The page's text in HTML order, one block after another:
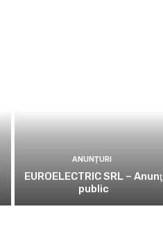
ANUNȚURI
EUROELECTRIC SRL – Anunţ
public